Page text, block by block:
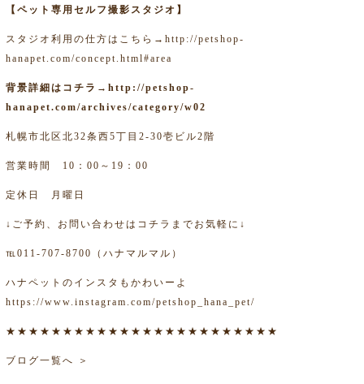
【ペット専用セルフ撮影スタジオ】
スタジオ利用の仕方はこちら→ http://petshop-
hanapet.com/concept.html#area
背景詳細はコチラ→ http://petshop-
hanapet.com/archives/category/w02
札幌市北区北32条西5丁目2-30壱ビル2階
営業時間 10：00～19：00
定休日 月曜日
↓ご予約、お問い合わせはコチラまでお気軽に↓
℡011-707-8700（ハナマルマル）
ハナペットのインスタもかわいーよ
https://www.instagram.com/petshop_hana_pet/
★★★★★★★★★★★★★★★★★★★★★★★★
ブログ一覧へ ＞